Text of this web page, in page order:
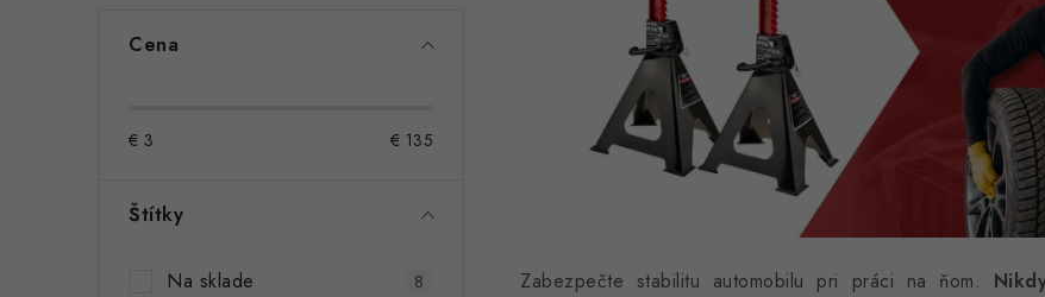
Cena
€ 3 € 135
Štítky
Na sklade 8 Zabezpečte stabilitu automobilu pri práci na ňom.